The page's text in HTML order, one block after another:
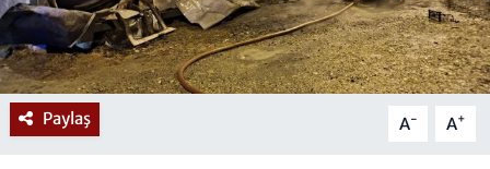
Paylaş A- A+